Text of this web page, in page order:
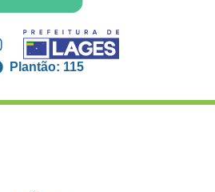
Plantão: 115